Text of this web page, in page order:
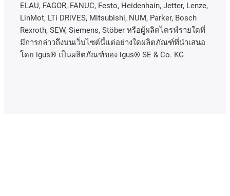
ELAU, FAGOR, FANUC, Festo, Heidenhain, Jetter, Lenze,
LinMot, LTi DRiVES, Mitsubishi, NUM, Parker, Bosch
Rexroth, SEW, Siemens, Stöber หรือผู้ผลิตไดรฟ์รายใดที่
มีการกล่าวถึงบนเว็บไซต์นี้แต่อย่างใดผลิตภัณฑ์ที่นําเสนอ
โดย igus® เป็นผลิตภัณฑ์ของ igus® SE & Co. KG